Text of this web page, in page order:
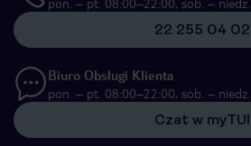
22 255 04 02
Biuro Obsługi Klienta
pon. – pt. 08:00–22:00, sob. –
Czat w myTUI